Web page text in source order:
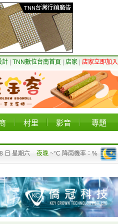
計 TNN數位台南首頁 店家 店家立即加入
村里 影音 專題
日 星期六 夜晚 ~°C 降雨機率：%